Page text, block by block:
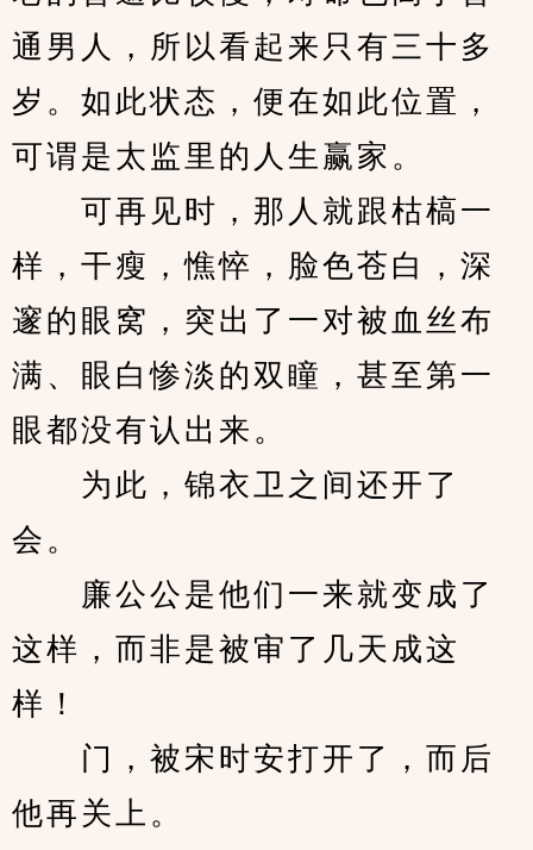
通男人，所以看起来只有三十多
岁。如此状态，便在如此位置，
可谓是太监里的人生赢家。
可再见时，那人就跟枯槁一
样，干瘦，憔悴，脸色苍白，深
邃的眼窝，突出了一对被血丝布
满、眼白惨淡的双瞳，甚至第一
眼都没有认出来。
为此，锦衣卫之间还开了
会。
廉公公是他们一来就变成了
这样，而非是被审了几天成这
样！
门，被宋时安打开了，而后
他再关上。